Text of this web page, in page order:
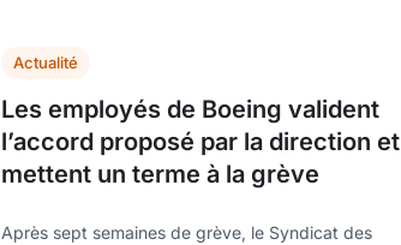
Actualité
Les employés de Boeing valident
l’accord proposé par la direction et
mettent un terme à la grève
Après sept semaines de grève, le Syndicat des